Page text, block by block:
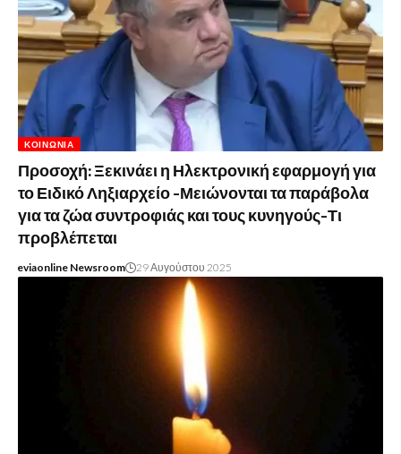
ΚΟΙΝΩΝΊΑ
Προσοχή: Ξεκινάει η Ηλεκτρονική εφαρμογή για
το Ειδικό Ληξιαρχείο -Μειώνονται τα παράβολα
για τα ζώα συντροφιάς και τους κυνηγούς-Τι
προβλέπεται
eviaonline Newsroom 29 Αυγούστου 2025